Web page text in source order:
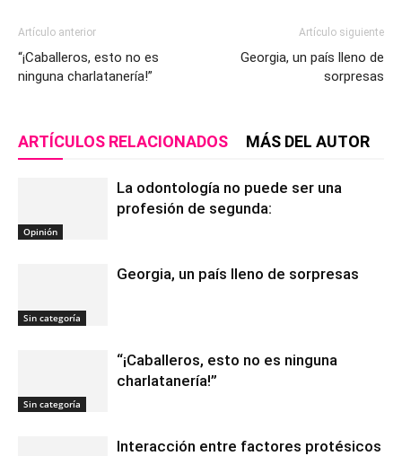
Artículo anterior
“¡Caballeros, esto no es
ninguna charlatanería!”
Artículo siguiente
Georgia, un país lleno de
sorpresas
ARTÍCULOS RELACIONADOS MÁS DEL AUTOR
Opinión
La odontología no puede ser una
profesión de segunda:
Sin categoría
Georgia, un país lleno de sorpresas
Sin categoría
“¡Caballeros, esto no es ninguna
charlatanería!”
Interacción entre factores protésicos